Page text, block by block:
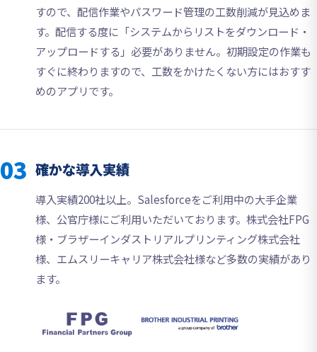
すので、配信作業やパスワード管理の工数削減が見込めま
す。配信する度に「システムからリストをダウンロード・
アップロードする」必要がありません。初期設定の作業も
すぐに終わりますので、工数をかけたくない方にはおすす
めのアプリです。
03 確かな導入実績
導入実績200社以上。Salesforceをご利用中の大手企業
様、公官庁様にご利用いただいております。株式会社FPG
様・ブラザーインダストリアルプリンティング株式会社
様、エムスリーキャリア株式会社様など多数の実績があり
ます。